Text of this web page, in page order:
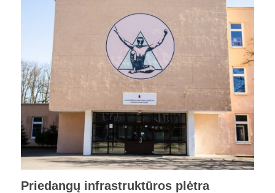
Priedangų infrastruktūros plėtra